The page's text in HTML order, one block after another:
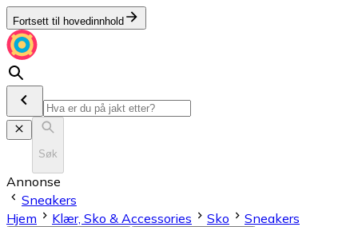
Fortsett til hovedinnhold
Søk
Annonse
Sneakers
Hjem
Klær, Sko & Accessories Sko Sneakers